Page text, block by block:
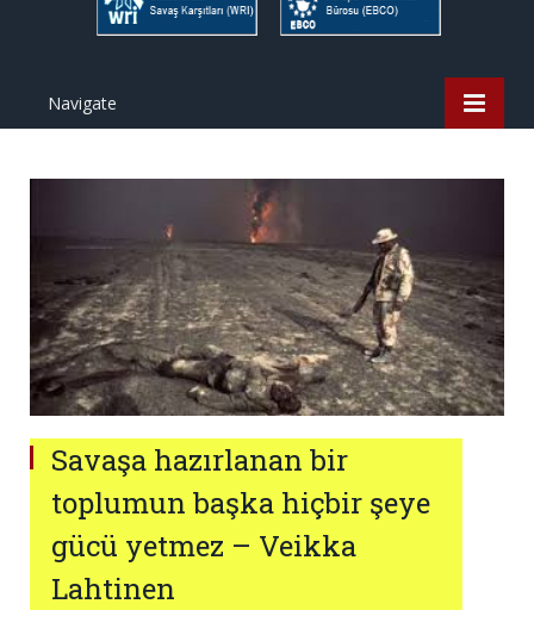
Navigate
Savaşa hazırlanan bir
toplumun başka hiçbir şeye
gücü yetmez – Veikka
Lahtinen